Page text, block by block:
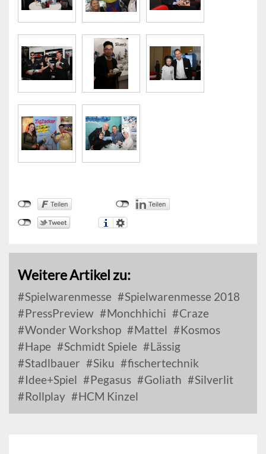
Weitere Artikel zu:
Spielwarenmesse
Spielwarenmesse 2018
PressPreview
Monchhichi
Craze
Wonder Workshop
Mattel
Kosmos
Hape
Schmidt Spiele
Lässig
Stadlbauer
Siku
fischertechnik
Idee+Spiel
Pegasus Goliath
Silverlit
Rollplay
HCM Kinzel